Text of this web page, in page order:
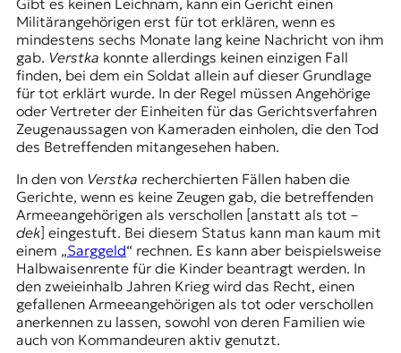
Militärangehörigen erst für tot erklären, wenn es
mindestens sechs Monate lang keine Nachricht von ihm
gab. Verstka konnte allerdings keinen einzigen Fall
finden, bei dem ein Soldat allein auf dieser Grundlage
für tot erklärt wurde. In der Regel müssen Angehörige
oder Vertreter der Einheiten für das Gerichtsverfahren
Zeugenaussagen von Kameraden einholen, die den Tod
des Betreffenden mitangesehen haben.
In den von Verstka recherchierten Fällen haben die
Gerichte, wenn es keine Zeugen gab, die betreffenden
Armeeangehörigen als verschollen [anstatt als tot –
dek] eingestuft. Bei diesem Status kann man kaum mit
einem „Sarggeld“ rechnen. Es kann aber beispielsweise
Halbwaisenrente für die Kinder beantragt werden. In
den zweieinhalb Jahren Krieg wird das Recht, einen
gefallenen Armeeangehörigen als tot oder verschollen
anerkennen zu lassen, sowohl von deren Familien wie
auch von Kommandeuren aktiv genutzt.